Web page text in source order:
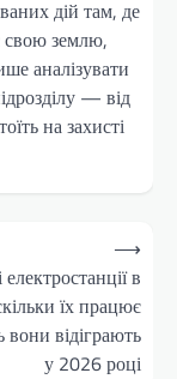
дій там, де
свою землю,
аналізувати
— від
на захисті
в
їх працює
вони відіграють
у 2026 році
⟶